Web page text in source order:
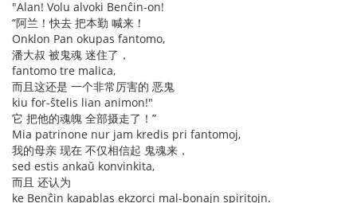
"Alan! Volu alvoki Benĉin-on!
“阿兰！快去 把本勤 喊来！
Onklon Pan okupas fantomo,
潘大叔 被鬼魂 迷住了，
fantomo tre malica,
而且这还是 一个非常厉害的 恶鬼
kiu for-ŝtelis lian animon!"
它 把他的魂魄 全部摄走了！”
Mia patrinone nur jam kredis pri fantomoj,
我的母亲 现在 不仅相信起 鬼魂来，
sed estis ankaŭ konvinkita,
而且 还认为
ke Benĉin kapablas ekzorci mal-bonajn spiritojn.